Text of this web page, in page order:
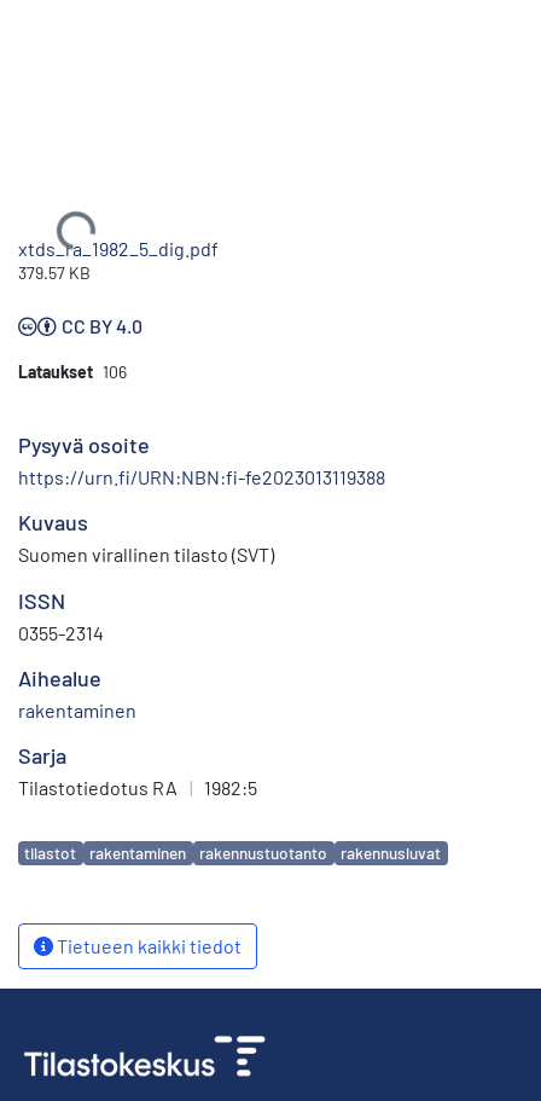
Ladataan...
xtds_ra_1982_5_dig.pdf
379.57 KB
CC BY 4.0
Lataukset 106
Pysyvä osoite
https://urn.fi/URN:NBN:fi-fe2023013119388
Kuvaus
Suomen virallinen tilasto (SVT)
ISSN
0355-2314
Aihealue
rakentaminen
Sarja
Tilastotiedotus RA | 1982:5
Avainsanat
tilastot rakentaminen rakennustuotanto rakennusluvat
Tietueen kaikki tiedot